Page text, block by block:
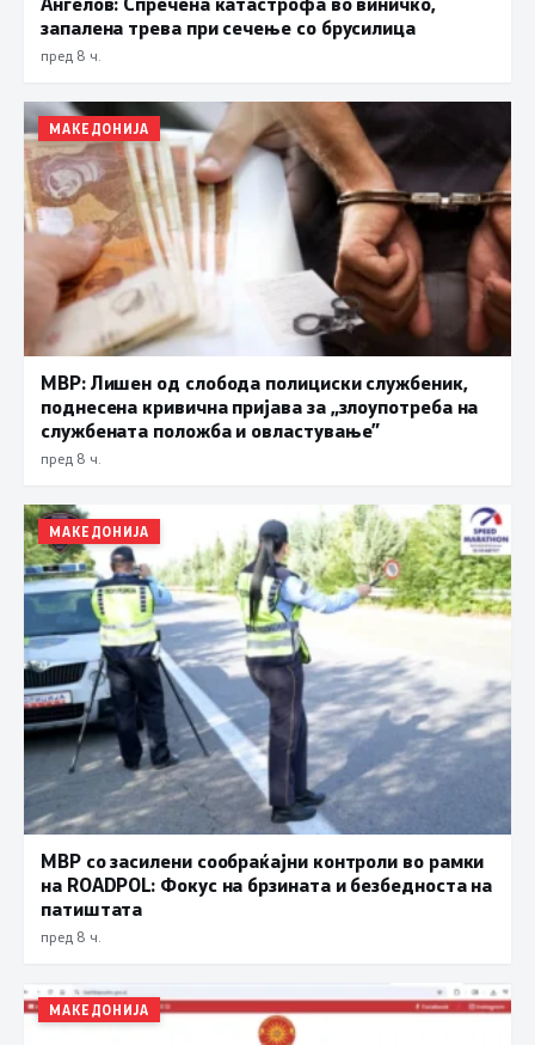
запалена трева при сечење со брусилица
пред 8 ч.
МАКЕДОНИЈА
МВР: Лишен од слобода полициски службеник,
поднесена кривична пријава за „злоупотреба на
службената положба и овластување”
пред 8 ч.
МАКЕДОНИЈА
МВР со засилени сообраќајни контроли во рамки
на ROADPOL: Фокус на брзината и безбедноста на
патиштата
пред 8 ч.
МАКЕДОНИЈА